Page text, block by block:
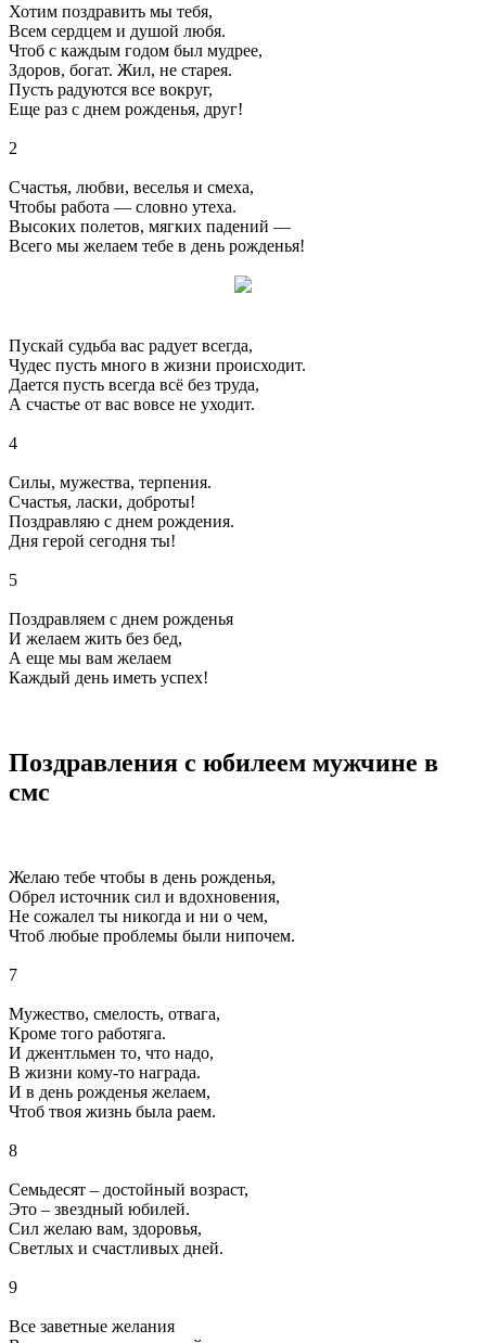
Хотим поздравить мы тебя,
Всем сердцем и душой любя.
Чтоб с каждым годом был мудрее,
Здоров, богат. Жил, не старея.
Пусть радуются все вокруг,
Еще раз с днем рожденья, друг!
2
Счастья, любви, веселья и смеха,
Чтобы работа — словно утеха.
Высоких полетов, мягких падений —
Всего мы желаем тебе в день рожденья!
Пускай судьба вас радует всегда,
Чудес пусть много в жизни происходит.
Дается пусть всегда всё без труда,
А счастье от вас вовсе не уходит.
4
Силы, мужества, терпения.
Счастья, ласки, доброты!
Поздравляю с днем рождения.
Дня герой сегодня ты!
5
Поздравляем с днем рожденья
И желаем жить без бед,
А еще мы вам желаем
Каждый день иметь успех!
Поздравления с юбилеем мужчине в
смс
Желаю тебе чтобы в день рожденья,
Обрел источник сил и вдохновения,
Не сожалел ты никогда и ни о чем,
Чтоб любые проблемы были нипочем.
7
Мужество, смелость, отвага,
Кроме того работяга.
И джентльмен то, что надо,
В жизни кому-то награда.
И в день рожденья желаем,
Чтоб твоя жизнь была раем.
8
Семьдесят – достойный возраст,
Это – звездный юбилей.
Сил желаю вам, здоровья,
Светлых и счастливых дней.
9
Все заветные желания